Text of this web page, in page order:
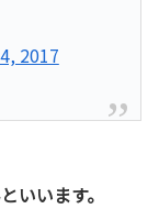
2017
いいます。